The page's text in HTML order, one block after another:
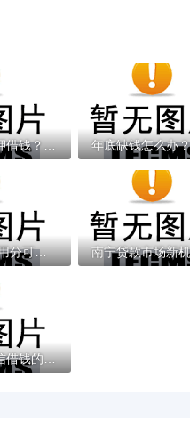
租的车可以抵押借钱？6个支持下款到微信的网...
2026年芝麻信用分可以借款的平台有哪些？盘...
解决香港人微信借钱的8个网贷平台哪些靠谱分...